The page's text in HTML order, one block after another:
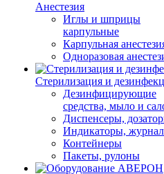
Анестезия
Иглы и шприцы
карпульные
Карпульная
Одноразовая
Стерилизация и
Дезинфицирующие
средства, мыло и
Диспенсеры,
Индикаторы,
Контейнеры
Пакеты, рулоны